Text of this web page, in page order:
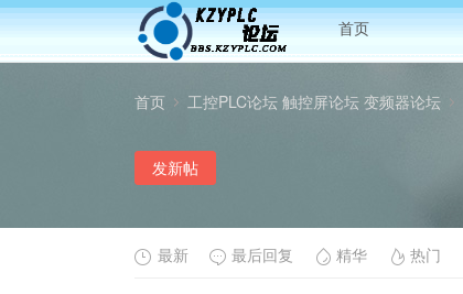
首页
首页
›
工控PLC论坛 触控屏论坛 变频器论坛
发新帖
最新 最后回复 精华 热门